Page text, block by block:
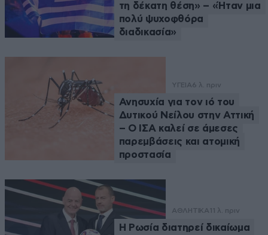
τη δέκατη θέση» – «Ήταν μια
πολύ ψυχοφθόρα
διαδικασία»
ΥΓΕΙΑ6 λ. πριν
Ανησυχία για τον ιό του
Δυτικού Νείλου στην Αττική
– Ο ΙΣΑ καλεί σε άμεσες
παρεμβάσεις και ατομική
προστασία
ΑΘΛΗΤΙΚΑ 11 λ. πριν
Η Ρωσία διατηρεί δικαίωμα